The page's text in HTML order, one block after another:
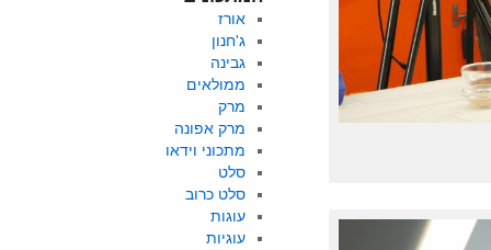
אורז
ג'חנון
גבינה
ממולאים
מרק
מרק אפונה
מתכוני וידאו
סלט
סלט כרוב
עוגות
עוגיות